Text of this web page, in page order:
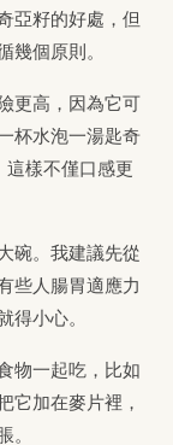
亞籽的好處，但
個原則。
更高，因為它可
杯水泡一湯匙奇
這樣不僅口感更
碗。我建議先從
些人腸胃適應力
小心。
物一起吃，比如
它加在麥片裡，